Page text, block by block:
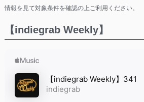
情報を見て対象条件を確認の上ご利用ください。
【indiegrab Weekly】